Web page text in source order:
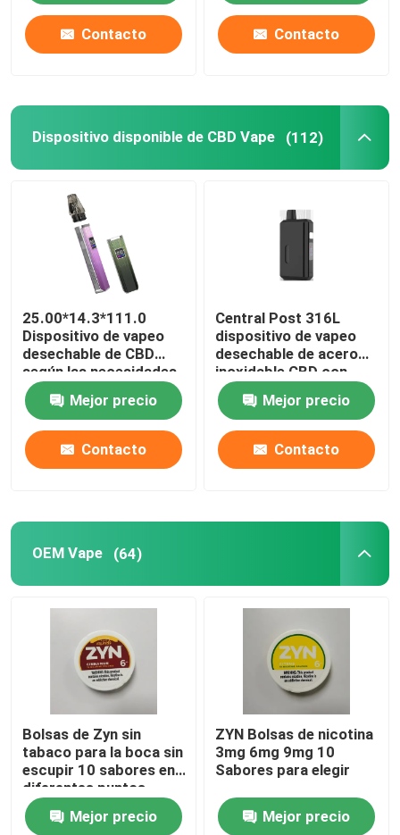
VAINA Vape disponible
Contacto Contacto
Dispositivo disponible de CBD Vape (112)
25.00*14.3*111.0
Dispositivo de vapeo
desechable de CBD
según las necesidades
del cliente
Mejor precio
Contacto
Central Post 316L
dispositivo de vapeo
desechable de acero
inoxidable CBD con
batería de 550mAh y
carga de tipo C
Mejor precio
Contacto
OEM Vape (64)
Bolsas de Zyn sin
tabaco para la boca sin
escupir 10 sabores en
diferentes puntos
fuertes
Mejor precio
ZYN Bolsas de nicotina
3mg 6mg 9mg 10
Sabores para elegir
Mejor precio